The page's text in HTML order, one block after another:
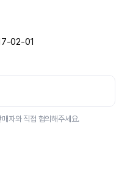
02-01
자와 직접 협의해주세요.